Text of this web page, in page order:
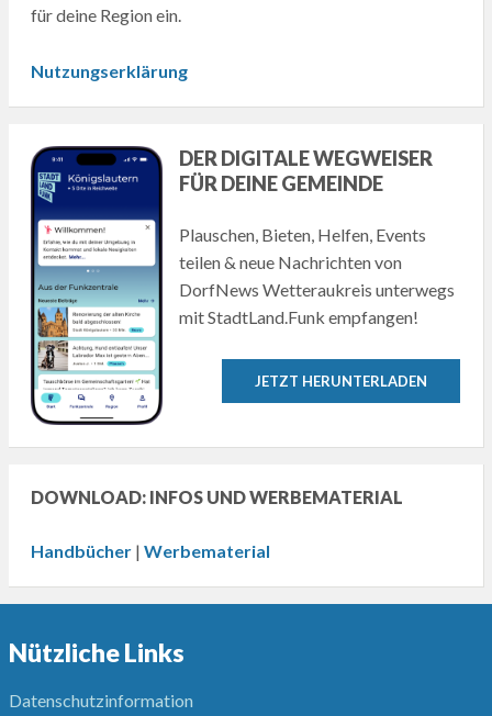
für deine Region ein.
Nutzungserklärung
DER DIGITALE WEGWEISER
FÜR DEINE GEMEINDE
Plauschen, Bieten, Helfen, Events
teilen & neue Nachrichten von
DorfNews Wetteraukreis unterwegs
mit StadtLand.Funk empfangen!
JETZT HERUNTERLADEN
DOWNLOAD: INFOS UND WERBEMATERIAL
Handbücher| Werbematerial
Nützliche Links
Datenschutzinformation